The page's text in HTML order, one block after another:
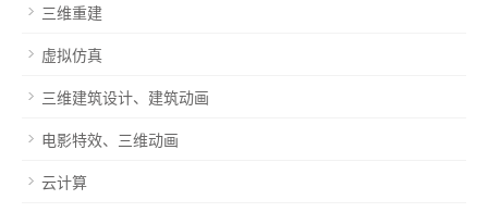
三维重建
虚拟仿真
三维建筑设计、建筑动画
电影特效、三维动画
云计算